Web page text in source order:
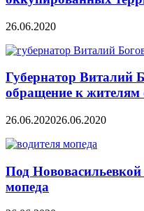
26.06.2020
Губернатор Виталий
обращение к жителям
26.06.202026.06.2020
Под Нововасильевкой
мопеда